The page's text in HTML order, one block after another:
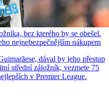
bez kterého by se obešel.
nejnebezpečnějším nákupem
dával by jeho přestup
střední záložník, vezmete 75
v Premier League.